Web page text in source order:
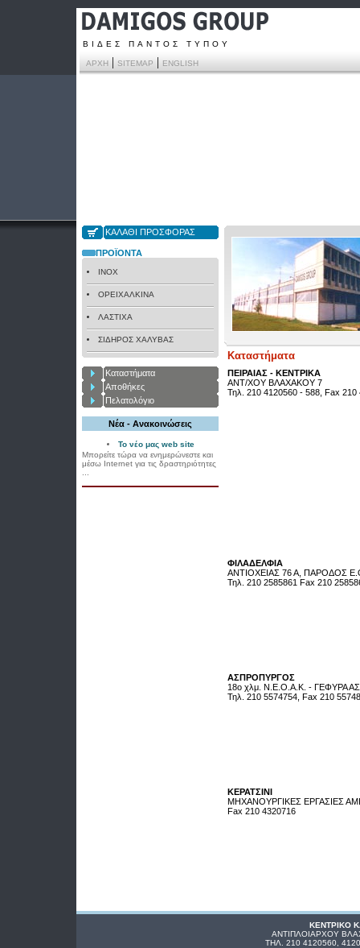
ΒΙΔΕΣ ΠΑΝΤΟΣ ΤΥΠΟΥ
ΑΡΧΗ | SITEMAP | ENGLISH
ΚΑΛΑΘΙ ΠΡΟΣΦΟΡΑΣ
ΠΡΟΪΟΝΤΑ
INOX
ΟΡΕΙΧΑΛΚΙΝΑ
ΛΑΣΤΙΧΑ
ΣΙΔΗΡΟΣ ΧΑΛΥΒΑΣ
Καταστήματα
Αποθήκες
Πελατολόγιο
Νέα - Ανακοινώσεις
Το νέο μας web site
Μπορείτε τώρα να ενημερώνεστε και
μέσω Internet για τις δραστηριότητες
Καταστήματα
ΠΕΙΡΑΙΑΣ - ΚΕΝΤΡΙΚΑ
ΑΝΤ/ΧΟΥ ΒΛΑΧΑΚΟΥ 7
Τηλ. 210 4120560 - 588, Fax 210
ΦΙΛΑΔΕΛΦΙΑ
ΑΝΤΙΟΧΕΙΑΣ 76 Α, ΠΑΡΟΔΟΣ
Τηλ. 210 2585861 Fax 210
ΑΣΠΡΟΠΥΡΓΟΣ
18ο χλμ. Ν.Ε.Ο.Α.Κ. - ΓΕΦΥΡΑ
Τηλ. 210 5574754, Fax 210
ΚΕΡΑΤΣΙΝΙ
ΜΗΧΑΝΟΥΡΓΙΚΕΣ ΕΡΓΑΣΙΕΣ
Fax 210 4320716
ΚΕΝΤΡΙΚΟ
ΑΝΤΙΠΛΟΙΑΡΧΟΥ
ΤΗΛ. 210 4120560,